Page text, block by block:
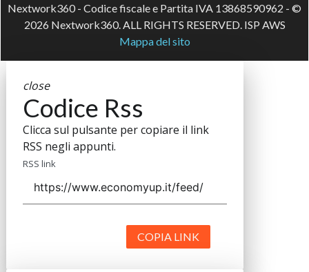
Nextwork360 - Codice fiscale e Partita IVA 13868590962 - ©
2026 Nextwork360. ALL RIGHTS RESERVED. ISP AWS
Mappa del sito
close
Codice Rss
Clicca sul pulsante per copiare il link
RSS negli appunti.
RSS link
COPIA LINK